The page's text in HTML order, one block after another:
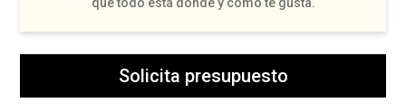
Solicita presupuesto